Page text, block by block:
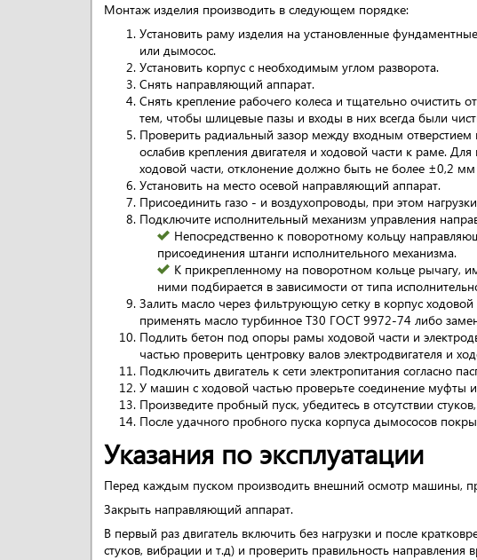
Монтаж изделия производить в следующем порядке:
Установить раму изделия на установленные
или дымосос.
Установить корпус с необходимым углом разворота.
Снять направляющий аппарат.
Снять крепление рабочего колеса и тщательно очистить
тем, чтобы шлицевые пазы и входы в них всегда были
Проверить радиальный зазор между входным отверстием
ослабив крепления двигателя и ходовой части к раме.
ходовой части, отклонение должно быть не более ±0,2
Установить на место осевой направляющий аппарат.
Присоединить газо - и воздухопроводы, при этом
Подключите исполнительный механизм управления
Непосредственно к поворотному кольцу
присоединения штанги исполнительного механизма.
К прикрепленному на поворотном кольце рычагу,
ними подбирается в зависимости от типа
Залить масло через фильтрующую сетку в корпус
применять масло турбинное Т30 ГОСТ 9972-74 либо
Подлить бетон под опоры рамы ходовой части и
частью проверить центровку валов электродвигателя и
Подключить двигатель к сети электропитания согласно
У машин с ходовой частью проверьте соединение муфты
Произведите пробный пуск, убедитесь в отсутствии
После удачного пробного пуска корпуса дымососов
Указания по эксплуатации
Перед каждым пуском производить внешний осмотр машины,
Закрыть направляющий аппарат.
В первый раз двигатель включить без нагрузки и после
стуков, вибрации и т.д) и проверить правильность направления